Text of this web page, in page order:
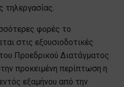
τηλεργασίας.
φορές το
στις εξουσιοδοτικές
Προεδρικού Διατάγματος
προκειμένη περίπτωση η
εξαμήνου από την